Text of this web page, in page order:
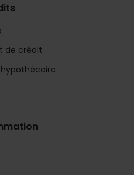
de crédit